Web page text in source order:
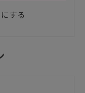
する